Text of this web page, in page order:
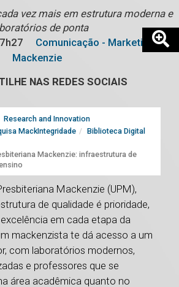
vez mais em estrutura moderna e
de ponta
Comunicação - Marketing
Mackenzie
NAS REDES SOCIAIS
Research and Innovation
MackIntegridade
Biblioteca Digital
Mackenzie: infraestrutura de
Mackenzie (UPM),
de qualidade é prioridade,
em cada etapa da
mackenzista te dá acesso a um
com laboratórios modernos,
e professores que se
área acadêmica quanto no